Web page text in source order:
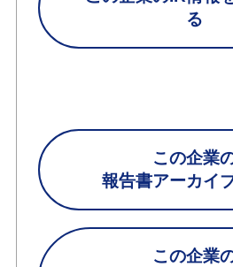
る
この企業
報告書アーカイ
この企業